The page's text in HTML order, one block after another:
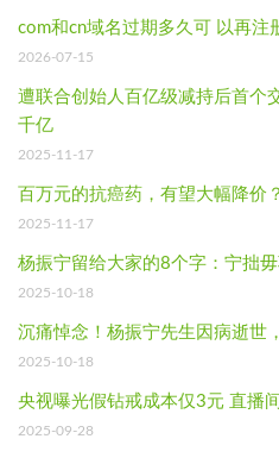
com和cn域名过期多久可 以再注
2026-07-15
遭联合创始人百亿级减持后首个
千亿
2025-11-17
百万元的抗癌药，有望大幅降价？
2025-11-17
杨振宁留给大家的8个字：宁拙
2025-10-18
沉痛悼念！杨振宁先生因病逝世
2025-10-18
央视曝光假钻戒成本仅3元 直播
2025-09-28